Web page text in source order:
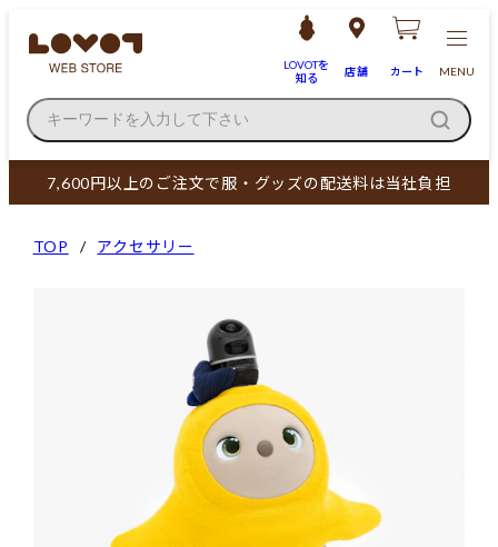
LOVOTを
知る
店舗 カート MENU
キーワードを入力して下さい
7,600円以上のご注文で服・グッズの配送料は当社負担
TOP アクセサリー